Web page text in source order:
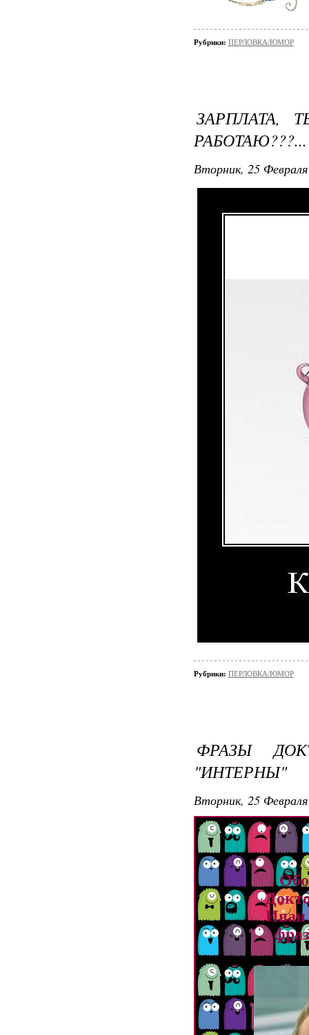
Рубрики: ПЕРЛОВКА/ЮМОР
ЗАРПЛАТА,
РАБОТАЮ???...
Вторник, 25
Рубрики: ПЕРЛОВКА/ЮМОР
ФРАЗЫ
"ИНТЕРНЫ"
Вторник, 25
Иван